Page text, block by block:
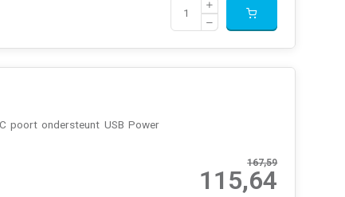
poort ondersteunt USB Power
167,59
115,64